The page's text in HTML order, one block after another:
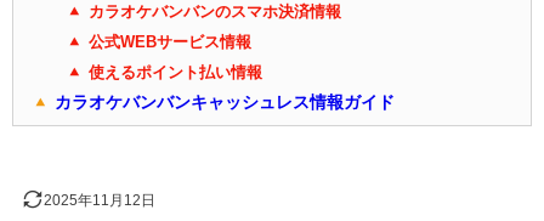
カラオケバンバンのスマホ決済情報
公式WEBサービス情報
使えるポイント払い情報
カラオケバンバンキャッシュレス情報ガイド
2025年11月12日